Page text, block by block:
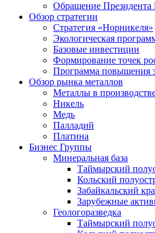
Обращение
Обзор стратегии
Стратегия «Норникеля»
Экологическая
Базовые инвестиции
Формирование точек
Программа повышения
Обзор рынка металлов
Металлы в
Никель
Медь
Палладий
Платина
Бизнес Группы
Минеральная база
Таймырский
Кольский
Забайкальский
Зарубежные
Геологоразведка
Таймырский